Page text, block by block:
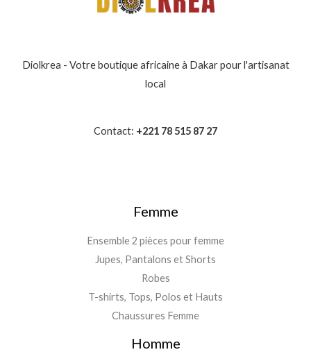
Diolkrea - Votre boutique africaine à Dakar pour l'artisanat
local
Contact: +221 78 515 87 27
Femme
Ensemble 2 pièces pour femme
Jupes, Pantalons et Shorts
Robes
T-shirts, Tops, Polos et Hauts
Chaussures Femme
Homme